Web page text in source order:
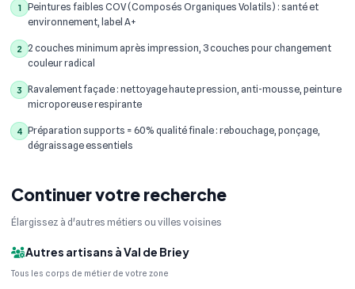
1
Peintures faibles COV (Composés Organiques Volatils) : santé et
environnement, label A+
2
2 couches minimum après impression, 3 couches pour changement
couleur radical
3
Ravalement façade : nettoyage haute pression, anti-mousse, peinture
microporeuse respirante
4 Préparation supports = 60% qualité finale : rebouchage, ponçage,
dégraissage essentiels
Continuer votre recherche
Élargissez à d'autres métiers ou villes voisines
Autres artisans à Val de Briey
Tous les corps de métier de votre zone